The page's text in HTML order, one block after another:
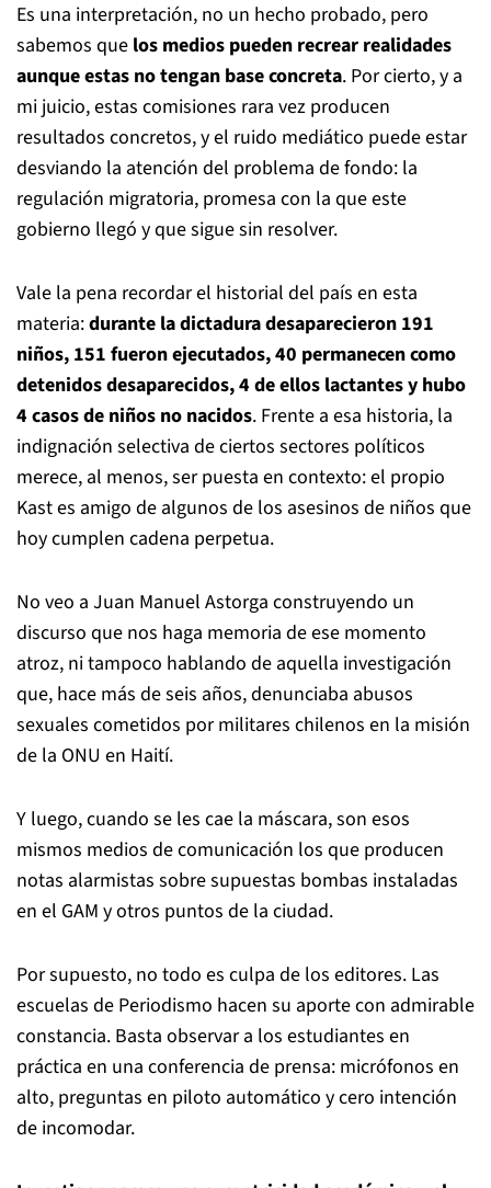
Es una interpretación, no un hecho probado, pero
sabemos que los medios pueden recrear realidades
aunque estas no tengan base concreta. Por cierto, y a
mi juicio, estas comisiones rara vez producen
resultados concretos, y el ruido mediático puede estar
desviando la atención del problema de fondo: la
regulación migratoria, promesa con la que este
gobierno llegó y que sigue sin resolver.
Vale la pena recordar el historial del país en esta
materia:durante la dictadura desaparecieron 191
niños, 151 fueron ejecutados, 40 permanecen como
detenidos desaparecidos, 4 de ellos lactantes y hubo
4 casos de niños no nacidos. Frente a esa historia, la
indignación selectiva de ciertos sectores políticos
merece, al menos, ser puesta en contexto: el propio
Kast es amigo de algunos de los asesinos de niños que
hoy cumplen cadena perpetua.
No veo a Juan Manuel Astorga construyendo un
discurso que nos haga memoria de ese momento
atroz, ni tampoco hablando de aquella investigación
que, hace más de seis años, denunciaba abusos
sexuales cometidos por militares chilenos en la misión
de la ONU en Haití.
Y luego, cuando se les cae la máscara, son esos
mismos medios de comunicación los que producen
notas alarmistas sobre supuestas bombas instaladas
en el GAM y otros puntos de la ciudad.
Por supuesto, no todo es culpa de los editores. Las
escuelas de Periodismo hacen su aporte con admirable
constancia. Basta observar a los estudiantes en
práctica en una conferencia de prensa: micrófonos en
alto, preguntas en piloto automático y cero intención
de incomodar.